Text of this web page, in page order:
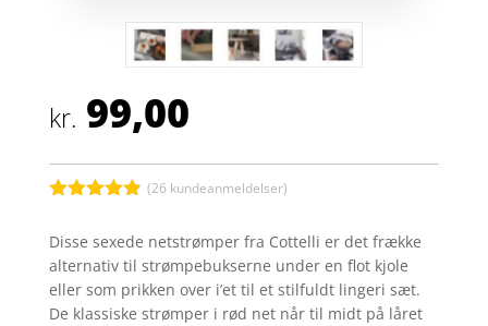
kr. 99,00
ud af 5
baseret på
kundebedøm
melser
(26 kundeanmeldelser)
Disse sexede netstrømper fra Cottelli er det frække
alternativ til strømpebukserne under en flot kjole
eller som prikken over i’et til et stilfuldt lingeri sæt.
De klassiske strømper i rød net når til midt på låret